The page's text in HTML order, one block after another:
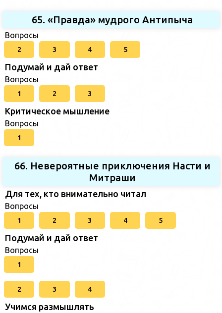
65. «Правда» мудрого Антипыча
Вопросы
2 3 4 5
Подумай и дай ответ
Вопросы
1 2 3
Критическое мышление
Вопросы
1
66. Невероятные приключения Насти и
Митраши
Для тех, кто внимательно читал
Вопросы
1 2 3 4 5
Подумай и дай ответ
Вопросы
1
2 3 4
Учимся размышлять